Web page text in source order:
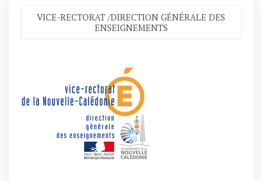
VICE-RECTORAT /DIRECTION GÉNÉRALE DES
ENSEIGNEMENTS